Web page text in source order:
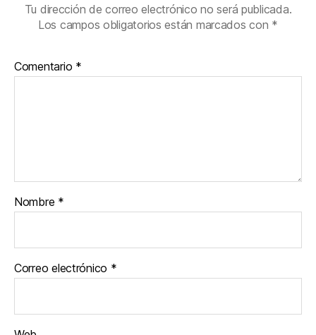
Tu dirección de correo electrónico no será publicada.
Los campos obligatorios están marcados con *
Comentario *
Nombre *
Correo electrónico *